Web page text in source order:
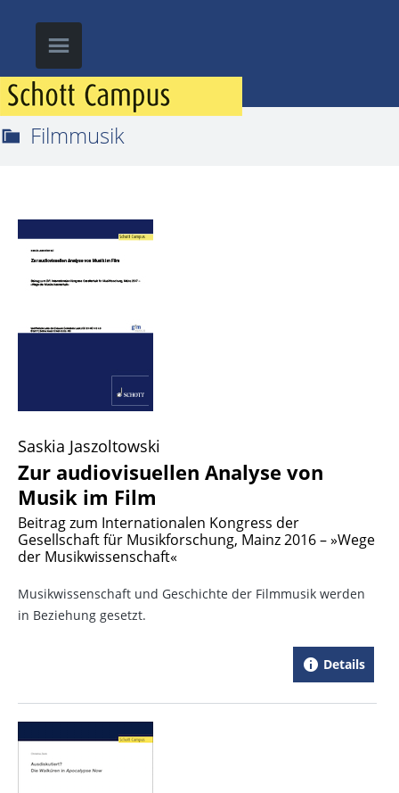
Filmmusik
Saskia Jaszoltowski
Zur audiovisuellen Analyse von
Musik im Film
Beitrag zum Internationalen Kongress der
Gesellschaft für Musikforschung, Mainz 2016 – »Wege
der Musikwissenschaft«
Musikwissenschaft und Geschichte der Filmmusik werden
in Beziehung gesetzt.
Details